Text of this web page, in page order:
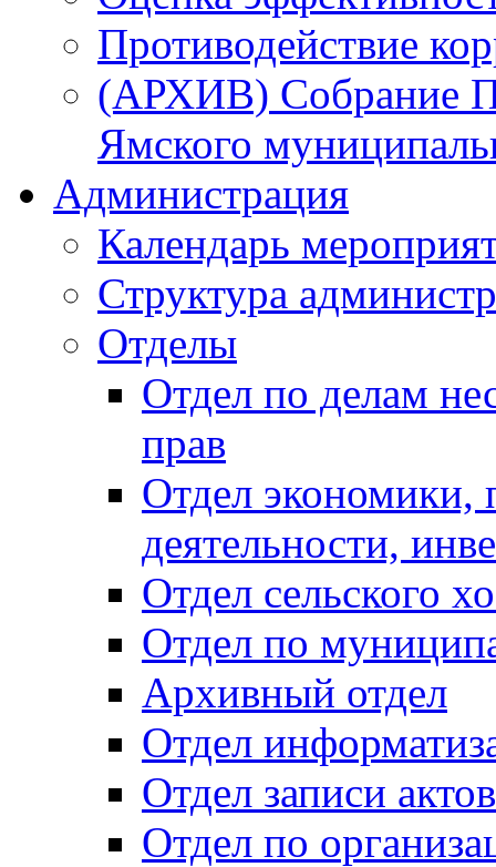
Противодействие
(АРХИВ) Собрание
Ямского
Администрация
Календарь
Структура
Отделы
Отдел по делам
прав
Отдел экономики,
деятельности,
Отдел сельского
Отдел по
Архивный отдел
Отдел
Отдел записи
Отдел по